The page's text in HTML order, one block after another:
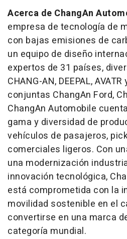
Acerca de ChangAn
empresa de tecnología de
con bajas emisiones de
un equipo de diseño
expertos de 31 países,
CHANG-AN, DEEPAL,
conjuntas ChangAn Ford,
ChangAn Automobile
gama y diversidad de
vehículos de pasajeros,
comerciales ligeros. Con
una modernización
innovación tecnológica,
está comprometida con la
movilidad sostenible en el
convertirse en una marca
categoría mundial.